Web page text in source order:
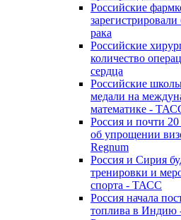
Российские
рака
Российские
количество
сердца
Российские
медали на
математике -
Россия и почти
об упрощении
Regnum
Россия и Сирия
тренировки и
спорта - ТАСС
Россия начала
топлива в Индию